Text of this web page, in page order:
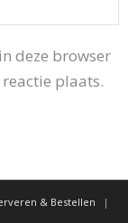
deze browser
plaats.
& Bestellen